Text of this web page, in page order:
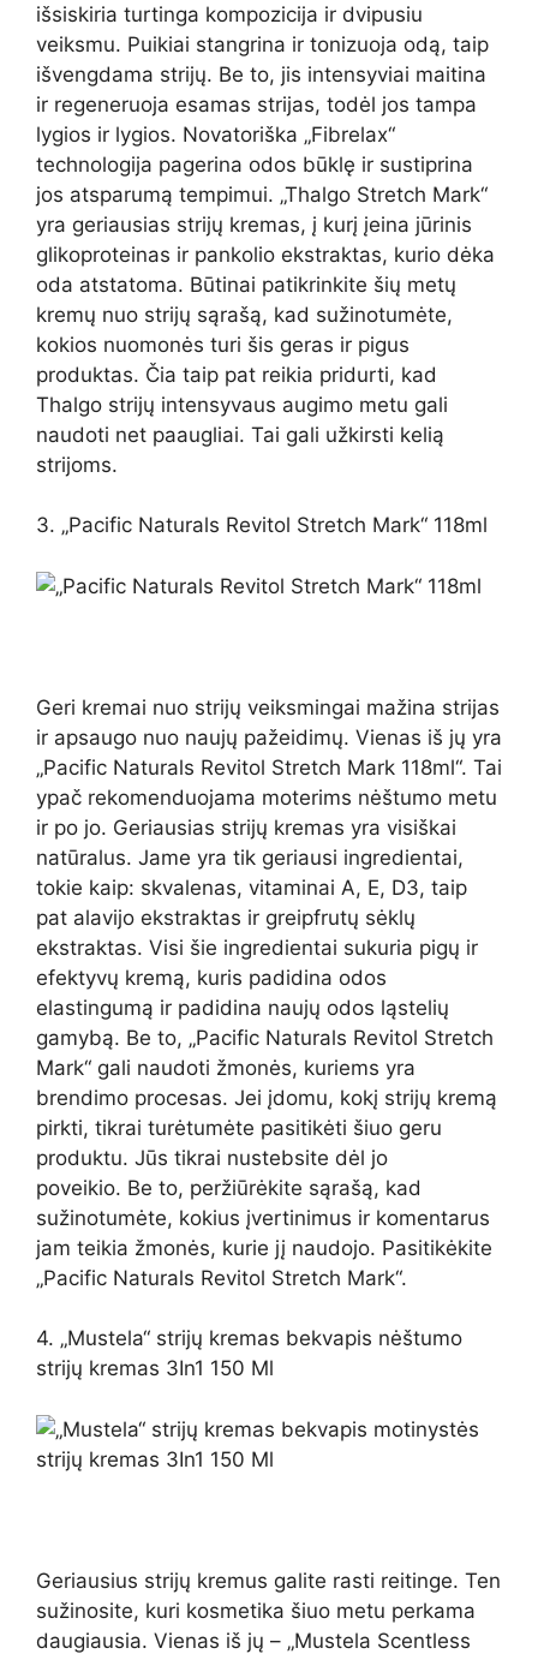
išsiskiria turtinga kompozicija ir dvipusiu
veiksmu. Puikiai stangrina ir tonizuoja odą, taip
išvengdama strijų. Be to, jis intensyviai maitina
ir regeneruoja esamas strijas, todėl jos tampa
lygios ir lygios. Novatoriška „Fibrelax“
technologija pagerina odos būklę ir sustiprina
jos atsparumą tempimui. „Thalgo Stretch Mark“
yra geriausias strijų kremas, į kurį įeina jūrinis
glikoproteinas ir pankolio ekstraktas, kurio dėka
oda atstatoma. Būtinai patikrinkite šių metų
kremų nuo strijų sąrašą, kad sužinotumėte,
kokios nuomonės turi šis geras ir pigus
produktas. Čia taip pat reikia pridurti, kad
Thalgo strijų intensyvaus augimo metu gali
naudoti net paaugliai. Tai gali užkirsti kelią
strijoms.
3. „Pacific Naturals Revitol Stretch Mark“ 118ml
Geri kremai nuo strijų veiksmingai mažina strijas
ir apsaugo nuo naujų pažeidimų. Vienas iš jų yra
„Pacific Naturals Revitol Stretch Mark 118ml“. Tai
ypač rekomenduojama moterims nėštumo metu
ir po jo. Geriausias strijų kremas yra visiškai
natūralus. Jame yra tik geriausi ingredientai,
tokie kaip: skvalenas, vitaminai A, E, D3, taip
pat alavijo ekstraktas ir greipfrutų sėklų
ekstraktas. Visi šie ingredientai sukuria pigų ir
efektyvų kremą, kuris padidina odos
elastingumą ir padidina naujų odos ląstelių
gamybą. Be to, „Pacific Naturals Revitol Stretch
Mark“ gali naudoti žmonės, kuriems yra
brendimo procesas. Jei įdomu, kokį strijų kremą
pirkti, tikrai turėtumėte pasitikėti šiuo geru
produktu. Jūs tikrai nustebsite dėl jo
poveikio. Be to, peržiūrėkite sąrašą, kad
sužinotumėte, kokius įvertinimus ir komentarus
jam teikia žmonės, kurie jį naudojo. Pasitikėkite
„Pacific Naturals Revitol Stretch Mark“.
4. „Mustela“ strijų kremas bekvapis nėštumo
strijų kremas 3In1 150 Ml
Geriausius strijų kremus galite rasti reitinge. Ten
sužinosite, kuri kosmetika šiuo metu perkama
daugiausia. Vienas iš jų – „Mustela Scentless